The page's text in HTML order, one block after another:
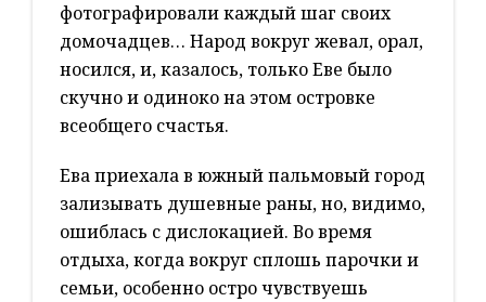
фотографировали каждый шаг своих
домочадцев… Народ вокруг жевал, орал,
носился, и, казалось, только Еве было
скучно и одиноко на этом островке
всеобщего счастья.
Ева приехала в южный пальмовый город
зализывать душевные раны, но, видимо,
ошиблась с дислокацией. Во время
отдыха, когда вокруг сплошь парочки и
семьи, особенно остро чувствуешь